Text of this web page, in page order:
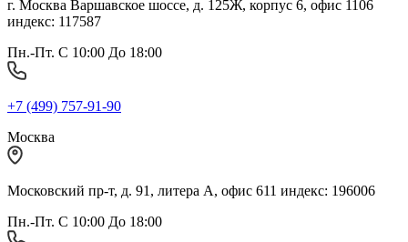
г. Москва Варшавское шоссе, д. 125Ж, корпус 6, офис 1106
индекс: 117587
Пн.-Пт. С 10:00 До 18:00
+7 (499) 757-91-90
Москва
Московский пр-т, д. 91, литера А, офис 611 индекс: 196006
Пн.-Пт. С 10:00 До 18:00